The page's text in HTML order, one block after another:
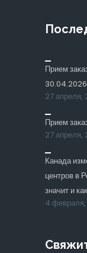
Прием
30.04.2026
27 апреля,
Прием
27 апреля,
Канада
центров в
значит и
4